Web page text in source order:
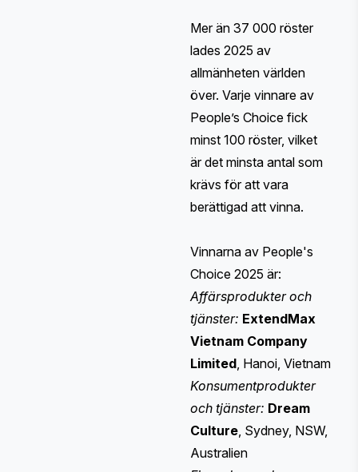
Mer än 37 000 röster
lades 2025 av
allmänheten världen
över. Varje vinnare av
People’s Choice fick
minst 100 röster, vilket
är det minsta antal som
krävs för att vara
berättigad att vinna.
Vinnarna av People's
Choice 2025 är:
Affärsprodukter och
tjänster: ExtendMax
Vietnam Company
Limited , Hanoi, Vietnam
Konsumentprodukter
och tjänster: Dream
Culture , Sydney, NSW,
Australien